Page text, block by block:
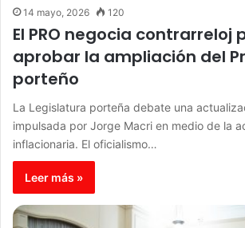
14 mayo, 2026 120
El PRO negocia contrarreloj
aprobar la ampliación del
porteño
La Legislatura porteña debate una
impulsada por Jorge Macri en medio de la
inflacionaria. El oficialismo…
Leer más »